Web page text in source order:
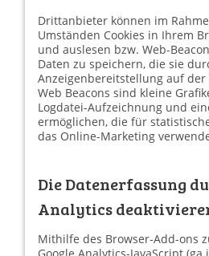
Drittanbieter können im
Umständen Cookies in Ihrem
und auslesen bzw. Web-
Daten zu speichern, die sie
Anzeigenbereitstellung auf
Web Beacons sind kleine
Logdatei-Aufzeichnung und
ermöglichen, die für
das Online-Marketing
Die Datenerfassung
Analytics
Mithilfe des Browser-Add-ons